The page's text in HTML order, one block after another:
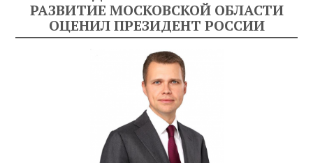
РАЗВИТИЕ МОСКОВСКОЙ ОБЛАСТИ
ОЦЕНИЛ ПРЕЗИДЕНТ РОССИИ